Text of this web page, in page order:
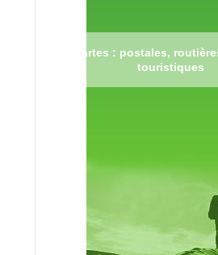
Cartes : postales,
touristiques